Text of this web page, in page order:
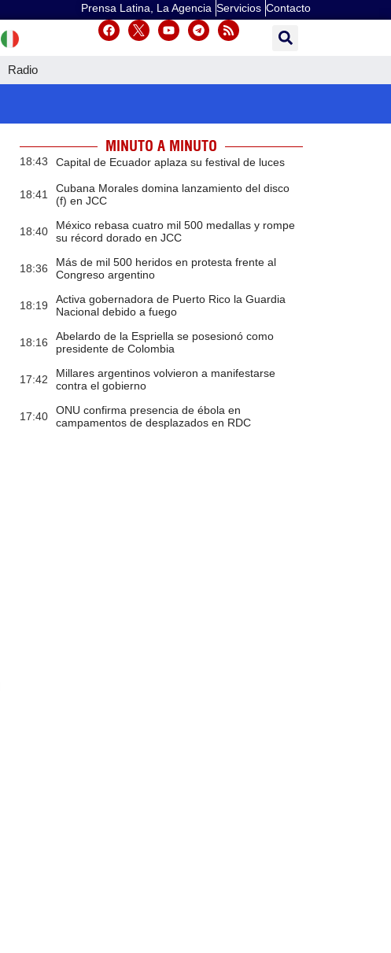
Prensa Latina, La Agencia Servicios Contacto
Radio
MINUTO A MINUTO
18:43 Capital de Ecuador aplaza su festival de luces
18:41
Cubana Morales domina lanzamiento del disco
(f) en JCC
18:40
México rebasa cuatro mil 500 medallas y rompe
su récord dorado en JCC
18:36
Más de mil 500 heridos en protesta frente al
Congreso argentino
18:19
Activa gobernadora de Puerto Rico la Guardia
Nacional debido a fuego
18:16
Abelardo de la Espriella se posesionó como
presidente de Colombia
17:42
Millares argentinos volvieron a manifestarse
contra el gobierno
17:40
ONU confirma presencia de ébola en
campamentos de desplazados en RDC